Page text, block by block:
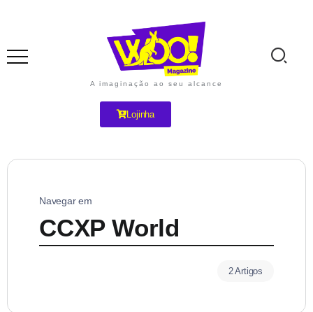
A imaginação ao seu alcance
Lojinha
Navegar em
CCXP World
2 Artigos